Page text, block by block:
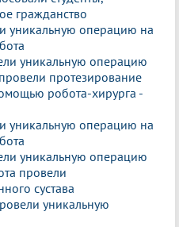
гражданство
уникальную операцию на
уникальную операцию
протезирование
робота-хирурга -
уникальную операцию на
уникальную операцию
провели
сустава
уникальную